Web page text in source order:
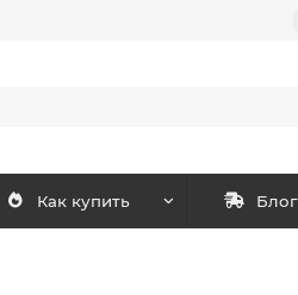
Как купить Блог